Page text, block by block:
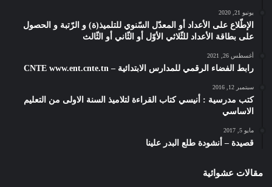
يونيو 21, 2020
الإطّلاع على الأعداد أو المعدّل السّنوي للتلميذ(ة) و الرّتبة و الحصول
على بطاقة الأعداد للثّلاثي الأوّل أو الثّاني أو الثّالث
أغسطس 26, 2021
رابط الفضاء الرقمي للمدارس الابتدائية – CNTE www.ent.cnte.tn
سبتمبر 12, 2016
كتب مدرسية : أنيسي كتاب القراءة لتلاميذ السنة الاولى من التعليم
الاساسي
مايو 5, 2017
قصيدة – أنشودة طلع البدر علينا
مقالات عشوائية